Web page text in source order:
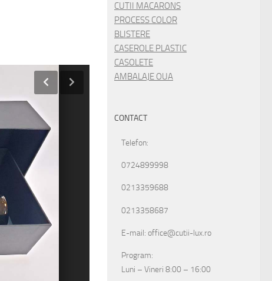
CUTII MACARONS
PROCESS COLOR
BLISTERE
CASEROLE PLASTIC
CASOLETE
AMBALAJE OUA
CONTACT
Telefon:
0724899998
0213359688
0213358687
E-mail: office@cutii-lux.ro
Program:
Luni – Vineri 8:00 – 16:00